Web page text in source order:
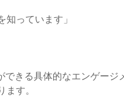
知っています」
きる具体的なエンゲー
す。